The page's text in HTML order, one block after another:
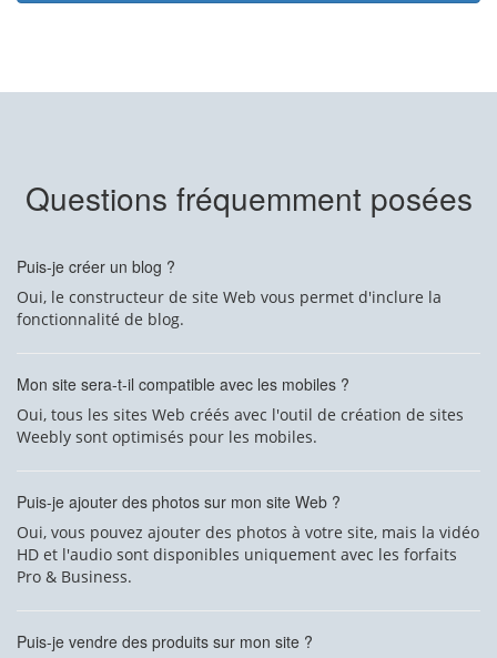
Questions fréquemment posées
Puis-je créer un blog ?
Oui, le constructeur de site Web vous permet d'inclure la
fonctionnalité de blog.
Mon site sera-t-il compatible avec les mobiles ?
Oui, tous les sites Web créés avec l'outil de création de sites
Weebly sont optimisés pour les mobiles.
Puis-je ajouter des photos sur mon site Web ?
Oui, vous pouvez ajouter des photos à votre site, mais la vidéo
HD et l'audio sont disponibles uniquement avec les forfaits
Pro & Business.
Puis-je vendre des produits sur mon site ?